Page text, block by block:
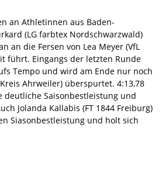
an Athletinnen aus Baden-
(LG farbtex Nordschwarzwald)
an die Fersen von Lea Meyer (VfL
führt. Eingangs der letzten Runde
Tempo und wird am Ende nur noch
Ahrweiler) überspurtet. 4:13,78
deutliche Saisonbestleistung und
Jolanda Kallabis (FT 1844 Freiburg)
Siasonbestleistung und holt sich